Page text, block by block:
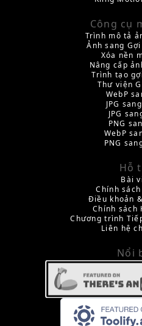
Công cụ
Trình mô tả
Ảnh sang
Xóa nền
Nâng cấp
Trình tạo
Thư viện
WebP
JPG
JPG
PNG
WebP
PNG
Hỗ
Bài
Chính
Điều khoản
Chính sách
Chương trình
Liên hệ
Nổi